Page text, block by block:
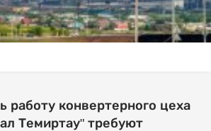
работу конвертерного цеха
Темиртау" требуют